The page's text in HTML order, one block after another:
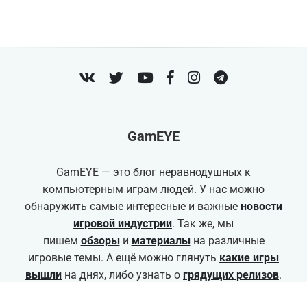
GamEYE
GamEYE — это блог неравнодушных к
компьютерным играм людей. У нас можно
обнаружить самые интересные и важные новости
игровой индустрии. Так же, мы
пишем обзорыи материалына различные
игровые темы. А ещё можно глянуть какие игры
вышли на днях, либо узнать о грядущих релизов.